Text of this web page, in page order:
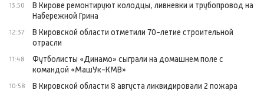
13:50
В Кирове ремонтируют колодцы, ливневки и трубопровод на
Набережной Грина
12:37
В Кировской области отметили 70-летие строительной
отрасли
11:48
Футболисты «Динамо» сыграли на домашнем поле с
командой «МашУк-КМВ»
10:58 В Кировской области 8 августа ликвидировали 2 пожара